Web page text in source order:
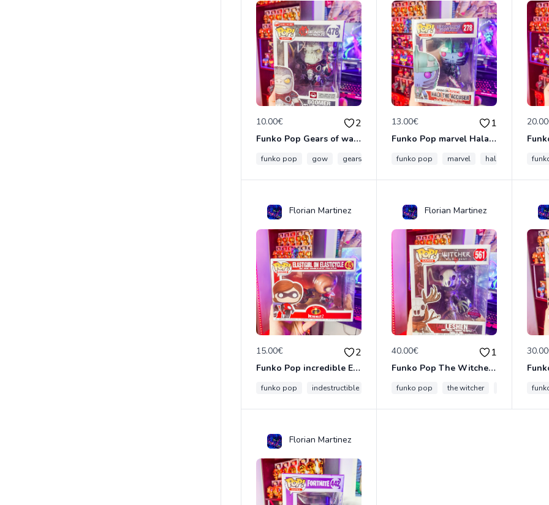
10.00€ 2
Funko Pop Gears of war Boomer 478
funko pop gow gears of war boomer
13.00€ 1
Funko Pop marvel Hala The Accuser 278
funko pop marvel hala the accuser
Florian Martinez
15.00€ 2
Funko Pop incredible Elastigirl on Elasticycle 45
funko pop indestructible elastigirl incredible
Florian Martinez
40.00€ 1
Funko Pop The Witcher Leshen 6 pouces 561
funko pop the witcher
Florian Martinez